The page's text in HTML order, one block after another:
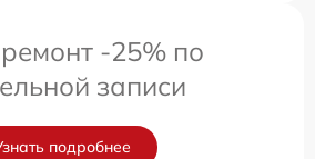
-25% по
записи
подробнее